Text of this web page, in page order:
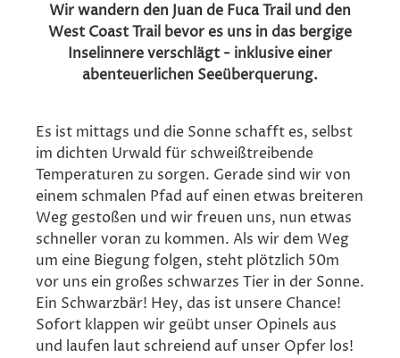
Wir wandern den Juan de Fuca Trail und den
West Coast Trail bevor es uns in das bergige
Inselinnere verschlägt - inklusive einer
abenteuerlichen Seeüberquerung.
Es ist mittags und die Sonne schafft es, selbst
im dichten Urwald für schweißtreibende
Temperaturen zu sorgen. Gerade sind wir von
einem schmalen Pfad auf einen etwas breiteren
Weg gestoßen und wir freuen uns, nun etwas
schneller voran zu kommen. Als wir dem Weg
um eine Biegung folgen, steht plötzlich 50m
vor uns ein großes schwarzes Tier in der Sonne.
Ein Schwarzbär! Hey, das ist unsere Chance!
Sofort klappen wir geübt unser Opinels aus
und laufen laut schreiend auf unser Opfer los!